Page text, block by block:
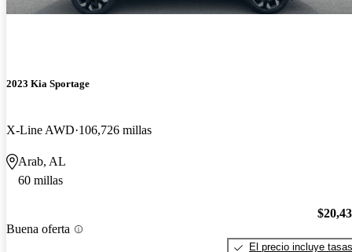
2023 Kia Sportage
X-Line AWD 106,726 millas
Arab, AL
60 millas
Buena oferta
El precio incluye tasas